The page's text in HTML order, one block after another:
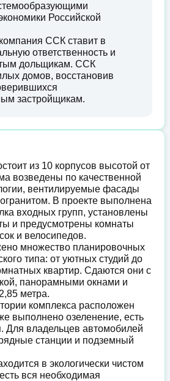
Российской
ССК ставит в
ответственность и
дольщикам. ССК
домов, восстановив
застройщикам.
из 10 корпусов высотой от
возведены по качественной
вентилируемые фасады
В проекте выполнена
входных групп, установлены
и предусмотрены комнаты
и велосипедов.
множество планировочных
типа: от уютных студий до
квартир. Сдаются они с
панорамными окнами и
метра.
комплекса расположен
выполнено озеленение, есть
Для владельцев автомобилей
станции и подземный
в экологически чистом
вся необходимая